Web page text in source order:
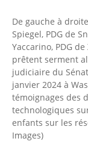
De gauche à
Spiegel, PDG de
Yaccarino, PDG
prêtent serment
judiciaire du
janvier 2024 à
témoignages des
technologiques
enfants sur les
Images)